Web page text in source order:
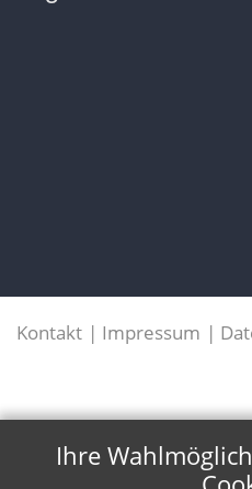
Kontakt Impressum
Ihre